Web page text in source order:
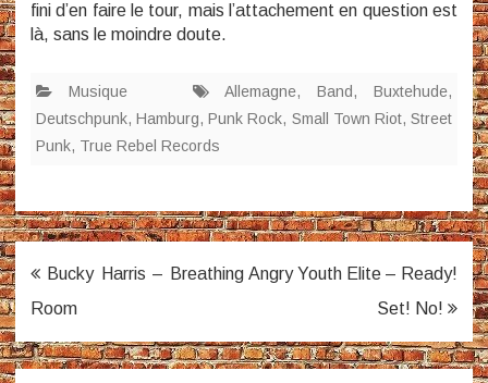
fini d’en faire le tour, mais l’attachement en question est
là, sans le moindre doute.
Musique Allemagne, Band, Buxtehude,
Deutschpunk,Hamburg,Punk Rock, Small Town Riot,Street
Punk, True Rebel Records
Navigation
de
l’article
Bucky Harris – Breathing
Room
Angry Youth Elite – Ready!
Set! No!